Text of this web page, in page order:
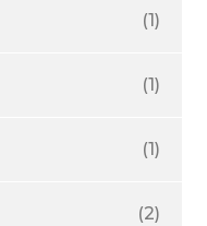
(1)
(1)
(1)
(2)